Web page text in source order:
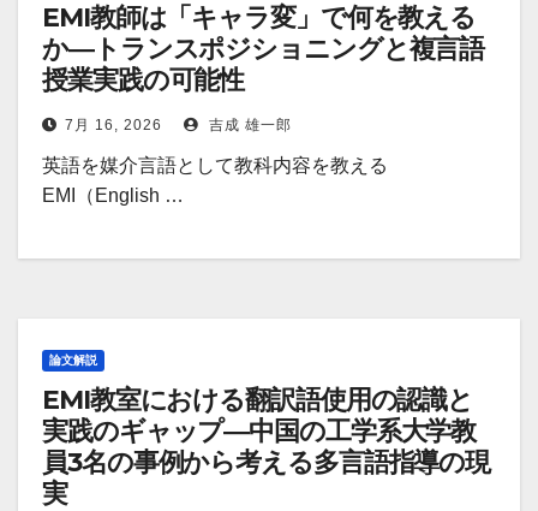
EMI教師は「キャラ変」で何を教える
か―トランスポジショニングと複言語
授業実践の可能性
7月 16, 2026 吉成 雄一郎
英語を媒介言語として教科内容を教える
EMI（English …
論文解説
EMI教室における翻訳語使用の認識と
実践のギャップ―中国の工学系大学教
員3名の事例から考える多言語指導の現
実